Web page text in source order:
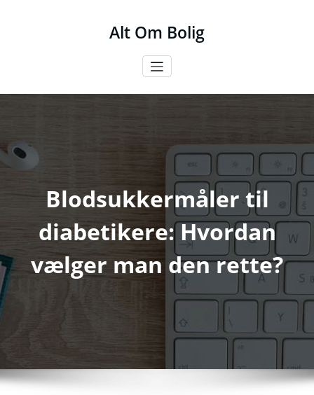
Alt Om Bolig
Blodsukkermåler til
diabetikere: Hvordan
vælger man den rette?